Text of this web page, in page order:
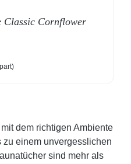
Classic Cornflower
dem richtigen Ambiente
einem unvergesslichen
sind mehr als